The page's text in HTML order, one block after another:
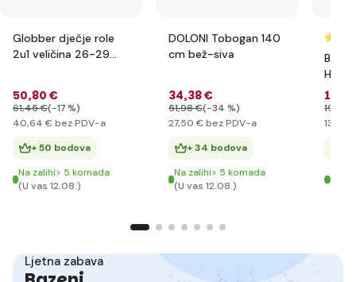
Globber dječje role
2u1 veličina 26-29
50,80 €
61,45 €(-17 %)
40,64 € bez PDV-a
+ 50 bodova
Na zalihi> 5 komada
(U vas 12.08.)
DOLONI Tobogan 140
cm bež-siva
34,38 €
51,98 €(-34 %)
27,50 € bez PDV-a
+ 34 bodova
Na zalihi> 5 komada
(U vas 12.08.)
167
197
134
(U
Ljetna zabava